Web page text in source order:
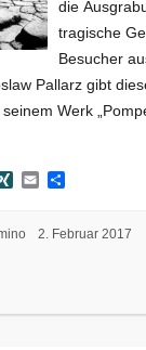
die
tragische
Besucher
Pallarz gibt
Werk
X
G
E
i
T
l
2. Februar 2017